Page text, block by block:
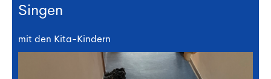
Singen
mit den Kita-Kindern